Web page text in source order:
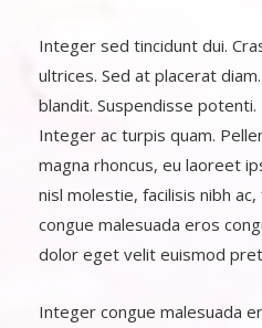
Integer sed tincidunt dui.
ultrices. Sed at placerat
blandit. Suspendisse
Integer ac turpis quam.
magna rhoncus, eu laoreet
nisl molestie, facilisis nibh
congue malesuada eros
dolor eget velit euismod
Integer congue malesuada